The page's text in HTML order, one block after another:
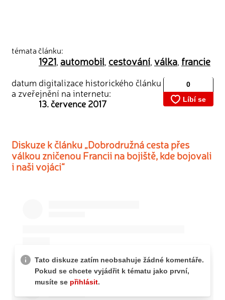
témata článku:
1921, automobil, cestování, válka, francie
datum digitalizace historického článku
a zveřejnění na internetu:
13. července 2017
Diskuze k článku „Dobrodružná cesta přes
válkou zničenou Francii na bojiště, kde bojovali
i naši vojáci“